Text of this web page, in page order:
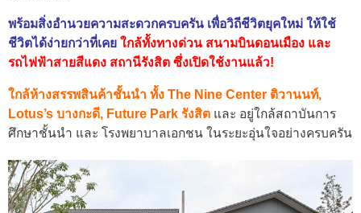
พร้อมสิ่งอำนวยความสะดวกครบครัน เพื่อวิถีชีวิตยุคใหม่ ให้ใช้
ชีวิตได้ง่ายกว่าที่เคย ใกล้ทั้งทางด่วน สนามบินดอนเมือง และ
รถไฟฟ้าสายสีแดง สถานีรังสิต ซึ่งเปิดใช้งานแล้ว!
ใกล้ห้างสรรพสินค้าชั้นนำ ทั้ง The Nine Center ติวานนท์,
Lotus’s บางกะดี, Future Park รังสิต และ อยู่ใกล้สถาบันการ
ศึกษาชั้นนำ​ และ โรงพยาบาลเอกชน ในระยะอุ่นใจอย่างครบครัน